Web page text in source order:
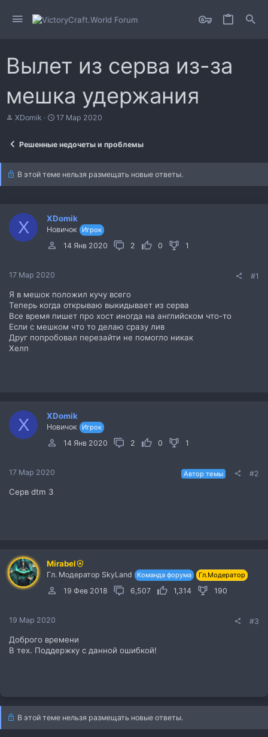
Вылет из серва из-за
мешка удержания
А
е
м
XDomik
Д
а
ч
а
17 Мар 2020
Решенные недочеты и проблемы
В этой теме нельзя размещать новые ответы.
X XDomik
Новичок Игрок
14 Янв 2020 2 0 1
17 Мар 2020 #1
Я в мешок положил кучу всего
Теперь когда открываю выкидывает из серва
Все время пишет про хост иногда на английском что-то
Если с мешком что то делаю сразу лив
Друг попробовал перезайти не помогло никак
Хелп
X XDomik
Новичок Игрок
14 Янв 2020 2 0 1
17 Мар 2020 Автор темы #2
Серв dtm 3
Mirabel
Гл. Модератор SkyLand Команда форума Гл.Модератор
19 Фев 2018 6,507 1,314 190
19 Мар 2020 #3
Доброго времени
В тех. Поддержку с данной ошибкой!
В этой теме нельзя размещать новые ответы.